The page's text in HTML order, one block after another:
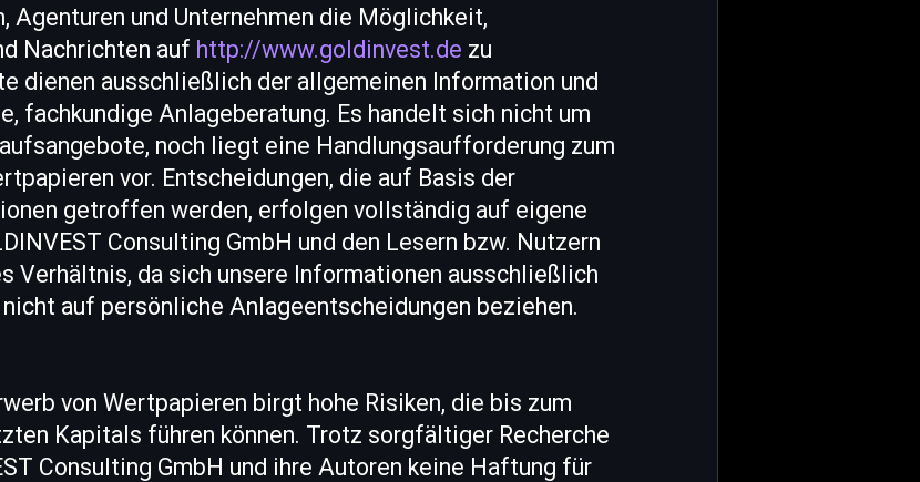
Agenturen und Unternehmen die Möglichkeit,
Nachrichten auf http://www.goldinvest.de zu
dienen ausschließlich der allgemeinen Information und
fachkundige Anlageberatung. Es handelt sich nicht um
noch liegt eine Handlungsaufforderung zum
vor. Entscheidungen, die auf Basis der
getroffen werden, erfolgen vollständig auf eigene
Consulting GmbH und den Lesern bzw. Nutzern
Verhältnis, da sich unsere Informationen ausschließlich
auf persönliche Anlageentscheidungen beziehen.
von Wertpapieren birgt hohe Risiken, die bis zum
Kapitals führen können. Trotz sorgfältiger Recherche
Consulting GmbH und ihre Autoren keine Haftung für